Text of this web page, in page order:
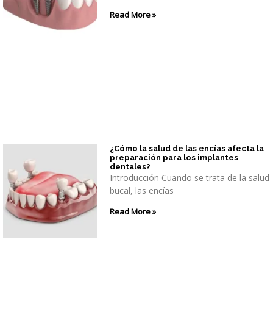
Read More »
¿Cómo la salud de las encías afecta la
preparación para los implantes
dentales?
Introducción Cuando se trata de la salud
bucal, las encías
Read More »